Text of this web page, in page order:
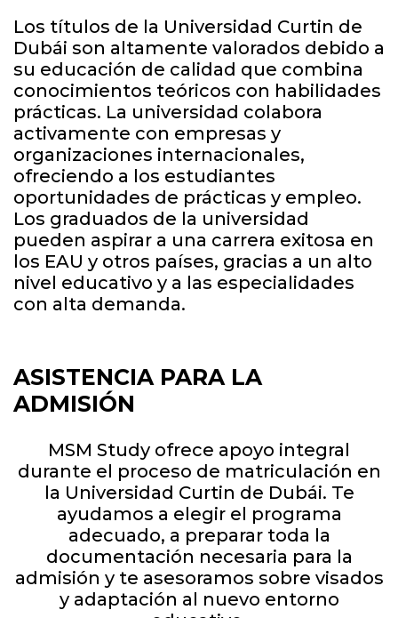
Los títulos de la Universidad Curtin de
Dubái son altamente valorados debido a
su educación de calidad que combina
conocimientos teóricos con habilidades
prácticas. La universidad colabora
activamente con empresas y
organizaciones internacionales,
ofreciendo a los estudiantes
oportunidades de prácticas y empleo.
Los graduados de la universidad
pueden aspirar a una carrera exitosa en
los EAU y otros países, gracias a un alto
nivel educativo y a las especialidades
con alta demanda.
ASISTENCIA PARA LA
ADMISIÓN
MSM Study ofrece apoyo integral
durante el proceso de matriculación en
la Universidad Curtin de Dubái. Te
ayudamos a elegir el programa
adecuado, a preparar toda la
documentación necesaria para la
admisión y te asesoramos sobre visados
​​y adaptación al nuevo entorno